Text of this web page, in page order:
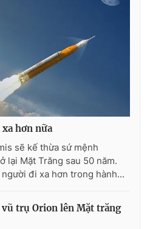
hơn nữa
sẽ kế thừa sứ mệnh
lại Mặt Trăng sau 50 năm.
đi xa hơn trong hành...
vũ trụ Orion lên Mặt trăng